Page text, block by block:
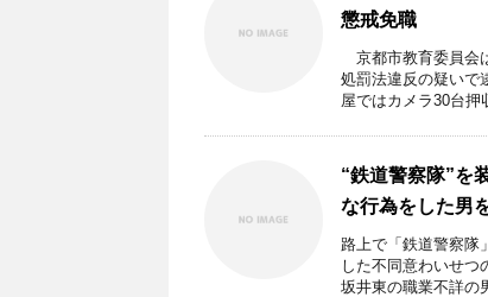
懲戒免職
京都市教育委員会
処罰法違反の疑いで
屋ではカメラ30台押
“鉄道警察隊”を
な行為をした男
路上で「鉄道警察隊
した不同意わいせつ
坂井東の職業不詳の